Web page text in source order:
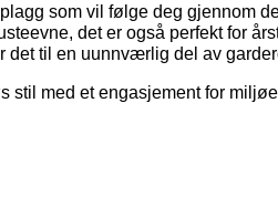
som vil følge deg gjennom
det er også perfekt for
til en uunnværlig del av
stil med et engasjement for